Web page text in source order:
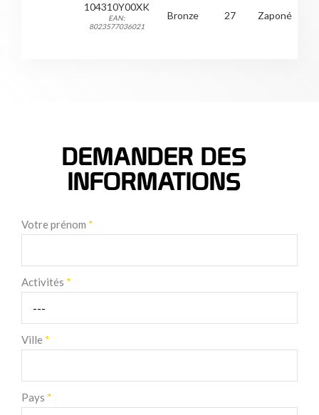
104310Y00XK
EAN:
8023577036021
Bronze 27 Zaponé
DEMANDER DES
INFORMATIONS
Votre prénom *
Activités *
Ville *
Pays *